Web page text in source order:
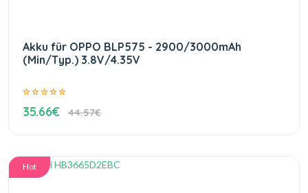
Akku für OPPO BLP575 - 2900/3000mAh
(Min/Typ.) 3.8V/4.35V
35.66€ 44.57€
Hot